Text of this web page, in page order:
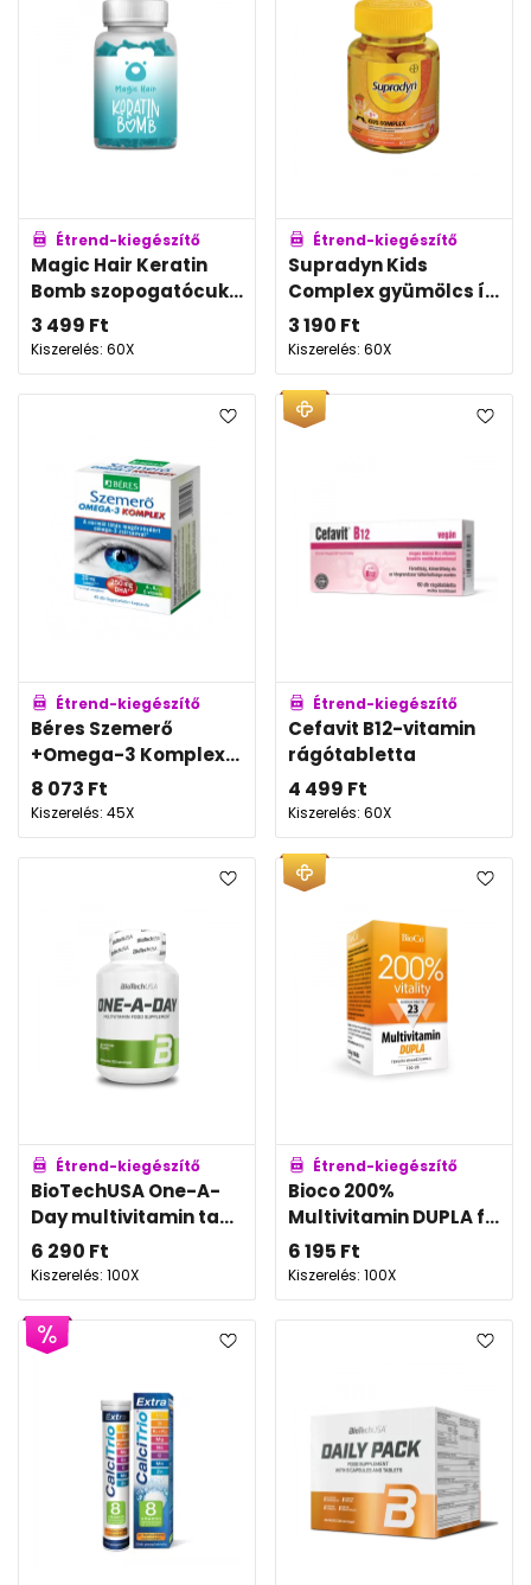
Étrend-kiegészítő
Magic Hair Keratin
Bomb szopogatócuk...
3 499 Ft
Kiszerelés: 60X
Étrend-kiegészítő
Supradyn Kids
Complex gyümölcs í...
3 190 Ft
Kiszerelés: 60X
Étrend-kiegészítő
Béres Szemerő
+Omega-3 Komplex...
8 073 Ft
Kiszerelés: 45X
Étrend-kiegészítő
Cefavit B12-vitamin
rágótabletta
4 499 Ft
Kiszerelés: 60X
Étrend-kiegészítő
BioTechUSA One-A-
Day multivitamin ta...
6 290 Ft
Kiszerelés: 100X
Étrend-kiegészítő
Bioco 200%
Multivitamin DUPLA f...
6 195 Ft
Kiszerelés: 100X